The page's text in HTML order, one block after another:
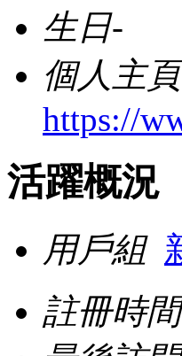
生日-
個人主頁
https://
活躍概況
用戶組
註冊時間